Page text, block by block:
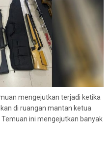
mengejutkan terjadi ketika
di ruangan mantan ketua
ini mengejutkan banyak